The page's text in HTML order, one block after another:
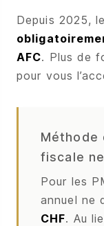
Depuis 2025,
AFC. Plus de
pour vous
Méthode
fiscale
Pour les
annuel ne
CHF. Au